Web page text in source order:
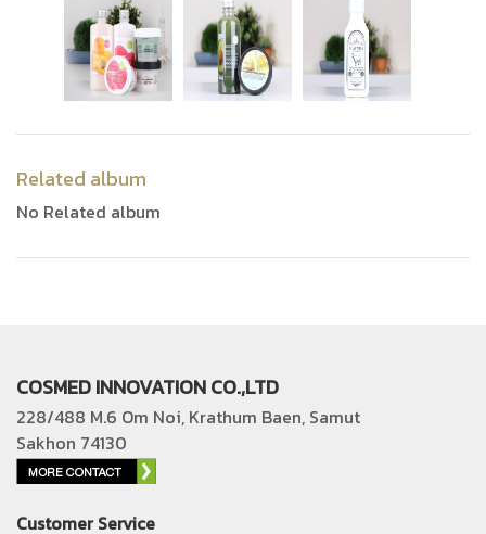
Related album
No Related album
COSMED INNOVATION CO.,LTD
228/488 M.6 Om Noi, Krathum Baen, Samut
Sakhon 74130
Customer Service